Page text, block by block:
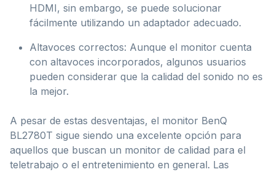
HDMI, sin embargo, se puede solucionar
fácilmente utilizando un adaptador adecuado.
Altavoces correctos: Aunque el monitor cuenta
con altavoces incorporados, algunos usuarios
pueden considerar que la calidad del sonido no es
la mejor.
A pesar de estas desventajas, el monitor BenQ
BL2780T sigue siendo una excelente opción para
aquellos que buscan un monitor de calidad para el
teletrabajo o el entretenimiento en general. Las